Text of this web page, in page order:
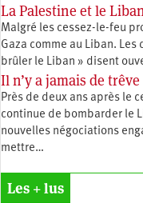
La Palestine et le
Malgré les cessez-le-feu
Gaza comme au Liban.
brûler le Liban » disent
Il n’y a jamais de
Près de deux ans après le
continue de bombarder le
nouvelles négociations
mettre…
Les + lus